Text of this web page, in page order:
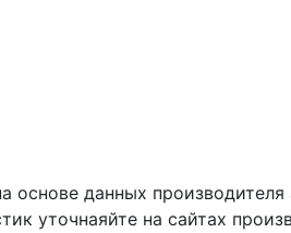
основе данных
уточнаяйте на сайтах